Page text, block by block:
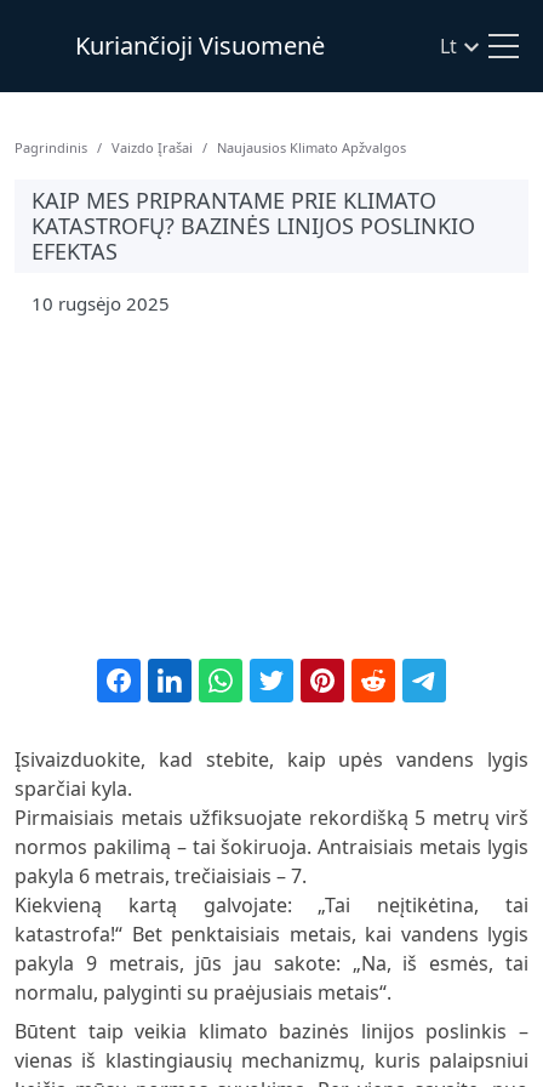
Kuriančioji Visuomenė Lt
Pagrindinis Vaizdo Įrašai Naujausios Klimato Apžvalgos
KAIP MES PRIPRANTAME PRIE KLIMATO
KATASTROFŲ? BAZINĖS LINIJOS POSLINKIO
EFEKTAS
10 rugsėjo 2025
Įsivaizduokite, kad stebite, kaip upės vandens lygis
sparčiai kyla.
Pirmaisiais metais užfiksuojate rekordišką 5 metrų virš
normos pakilimą – tai šokiruoja. Antraisiais metais lygis
pakyla 6 metrais, trečiaisiais – 7.
Kiekvieną kartą galvojate: „Tai neįtikėtina, tai
katastrofa!“ Bet penktaisiais metais, kai vandens lygis
pakyla 9 metrais, jūs jau sakote: „Na, iš esmės, tai
normalu, palyginti su praėjusiais metais“.
Būtent taip veikia klimato bazinės linijos poslinkis –
vienas iš klastingiausių mechanizmų, kuris palaipsniui